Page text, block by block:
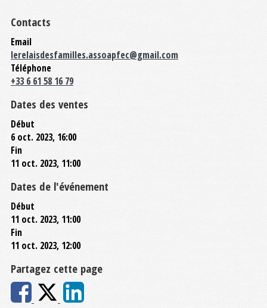
Contacts
Email
lerelaisdesfamilles.assoapfec@gmail.com
Téléphone
+33 6 61 58 16 79
Dates des ventes
Début
6 oct. 2023, 16:00
Fin
11 oct. 2023, 11:00
Dates de l'événement
Début
11 oct. 2023, 11:00
Fin
11 oct. 2023, 12:00
Partagez cette page